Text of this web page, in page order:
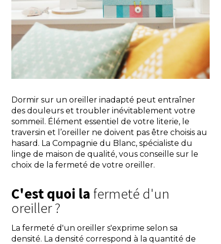
Dormir sur un oreiller inadapté peut entraîner
des douleurs et troubler inévitablement votre
sommeil. Élément essentiel de votre literie, le
traversin et l’oreiller ne doivent pas être choisis au
hasard. La Compagnie du Blanc, spécialiste du
linge de maison de qualité, vous conseille sur le
choix de la fermeté de votre oreiller.
C'est quoi la fermeté d'un
oreiller ?
La fermeté d'un oreiller s'exprime selon sa
densité. La densité correspond à la quantité de